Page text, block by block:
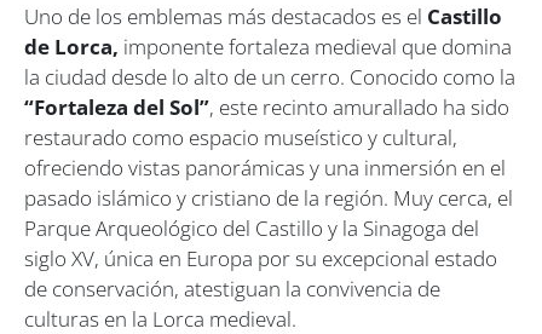
Uno de los emblemas más destacados es el Castillo
de Lorca, imponente fortaleza medieval que domina
la ciudad desde lo alto de un cerro. Conocido como la
“Fortaleza del Sol”, este recinto amurallado ha sido
restaurado como espacio museístico y cultural,
ofreciendo vistas panorámicas y una inmersión en el
pasado islámico y cristiano de la región. Muy cerca, el
Parque Arqueológico del Castillo y la Sinagoga del
siglo XV, única en Europa por su excepcional estado
de conservación, atestiguan la convivencia de
culturas en la Lorca medieval.